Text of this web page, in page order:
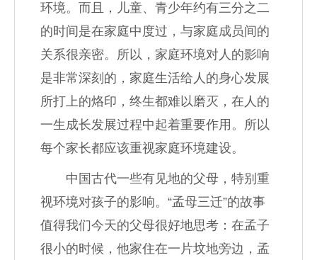
环境。而且，儿童、青少年约有三分之二
的时间是在家庭中度过，与家庭成员间的
关系很亲密。所以，家庭环境对人的影响
是非常深刻的，家庭生活给人的身心发展
所打上的烙印，终生都难以磨灭，在人的
一生成长发展过程中起着重要作用。所以
每个家长都应该重视家庭环境建设。
中国古代一些有见地的父母，特别重
视环境对孩子的影响。“孟母三迁”的故事
值得我们今天的父母很好地思考：在孟子
很小的时候，他家住在一片坟地旁边，孟